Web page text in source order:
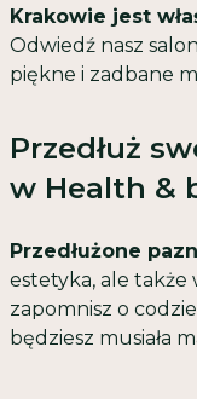
Krakowie jest
Odwiedź nasz
piękne i zadbane
Przedłuż
w Health &
Przedłużone
estetyka, ale także
zapomnisz o
będziesz musiała